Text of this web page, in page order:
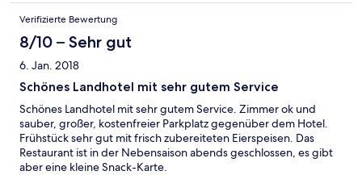
Verifizierte Bewertung
8/10 – Sehr gut
6. Jan. 2018
Schönes Landhotel mit sehr gutem Service
Schönes Landhotel mit sehr gutem Service. Zimmer ok und
sauber, großer, kostenfreier Parkplatz gegenüber dem Hotel.
Frühstück sehr gut mit frisch zubereiteten Eierspeisen. Das
Restaurant ist in der Nebensaison abends geschlossen, es gibt
aber eine kleine Snack-Karte.